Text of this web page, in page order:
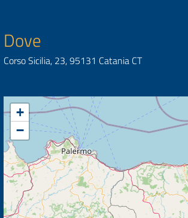
Dove
Corso Sicilia, 23, 95131 Catania CT
+
−